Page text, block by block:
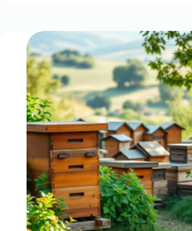
scegliere
quella
giusta
per
lavorare
in
sicurezza